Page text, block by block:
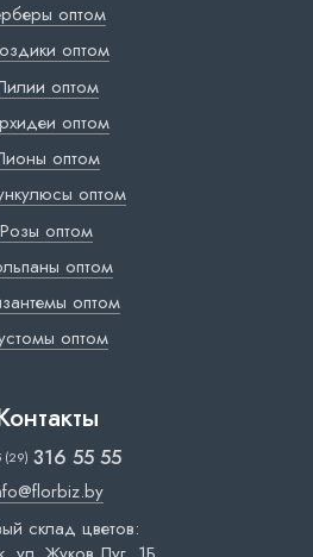
оптом
оптом
оптом
оптом
оптом
оптом
Розы оптом
оптом
оптом
оптом
(29) 316 55 55
склад цветов: